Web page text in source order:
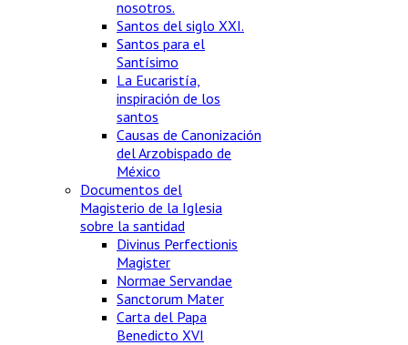
nosotros.
Santos del siglo XXI.
Santos para el
Santísimo
La Eucaristía,
inspiración de los
santos
Causas de Canonización
del Arzobispado de
México
Documentos del
Magisterio de la Iglesia
sobre la santidad
Divinus Perfectionis
Magister
Normae Servandae
Sanctorum Mater
Carta del Papa
Benedicto XVI